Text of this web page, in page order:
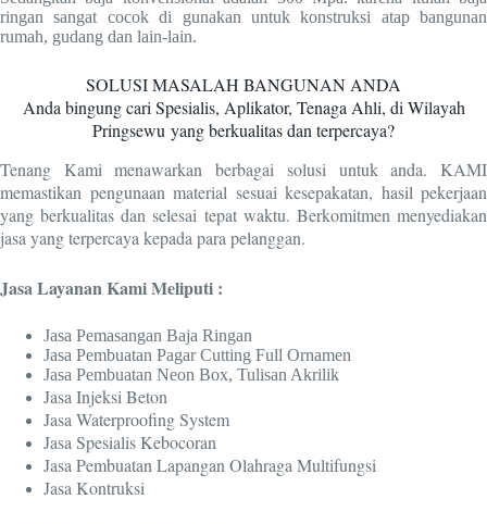
ringan sangat cocok di gunakan untuk konstruksi atap bangunan
rumah, gudang dan lain-lain.
SOLUSI MASALAH BANGUNAN ANDA
Anda bingung cari Spesialis, Aplikator, Tenaga Ahli, di Wilayah
Pringsewu yang berkualitas dan terpercaya?
Tenang Kami menawarkan berbagai solusi untuk anda. KAMI
memastikan pengunaan material sesuai kesepakatan, hasil pekerjaan
yang berkualitas dan selesai tepat waktu. Berkomitmen menyediakan
jasa yang terpercaya kepada para pelanggan.
Jasa Layanan Kami Meliputi :
Jasa Pemasangan Baja Ringan
Jasa Pembuatan Pagar Cutting Full Ornamen
Jasa Pembuatan Neon Box, Tulisan Akrilik
Jasa Injeksi Beton
Jasa Waterproofing System
Jasa Spesialis Kebocoran
Jasa Pembuatan Lapangan Olahraga Multifungsi
Jasa Kontruksi